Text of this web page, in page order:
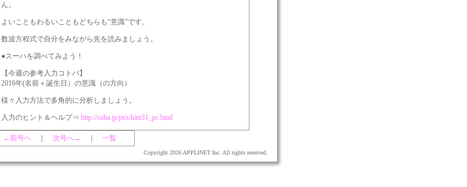
ん。
よいこともわるいこともどちらも“意識”です。
数波方程式で自分をみながら先を読みましょう。
●スーハを調べてみよう！
【今週の参考入力コトバ】
2016年(名前＋誕生日）の意識（の方向）
様々入力方法で多角的に分析しましょう。
入力のヒント＆ヘルプ⇒ http://suha.jp/pt/s/hint31_pc.html
←前号へ｜ 次号へ→ 一覧
Copyright 2026 APPLINET Inc. All rights reserved.